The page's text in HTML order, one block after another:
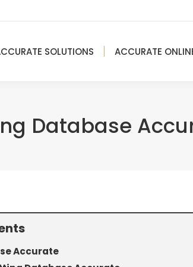
SOLUTIONS ACCURATE
Database
Accurate